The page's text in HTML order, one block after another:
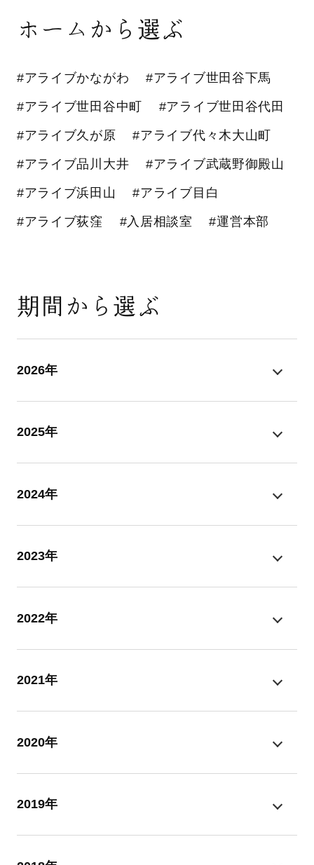
ホームから選ぶ
#アライブかながわ #アライブ世田谷下馬
#アライブ世田谷中町 #アライブ世田谷代田
#アライブ久が原 #アライブ代々木大山町
#アライブ品川大井 #アライブ武蔵野御殿山
#アライブ浜田山 #アライブ目白
#アライブ荻窪 #入居相談室 #運営本部
期間から選ぶ
2026年
2025年
2024年
2023年
2022年
2021年
2020年
2019年